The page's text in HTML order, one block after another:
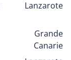
Lanzarote
Grande
Canarie